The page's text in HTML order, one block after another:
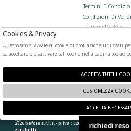
Termini E
Condizioni Di
Lingua Del Sito :
FOLLOW US
2026 before s.r.l.s. - p.iva : 02066400892 powered by
zucchetti
🍪
richiedi reso
Cookies & Privacy
Questo sito si avvale di cookie di profilazione utilizzati
se accettare o disattivare tali cookie nella pagina cookie
ACCETTA TUTTI I
CUSTOMIZZA
ACCETTA